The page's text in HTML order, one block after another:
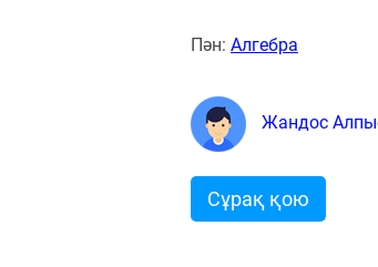
Пән: Алгебра
Жандос
Сұрақ қою